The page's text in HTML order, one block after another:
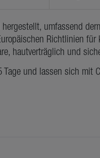
umfassend
Richtlinien für
hautverträglich und
und lassen sich mit